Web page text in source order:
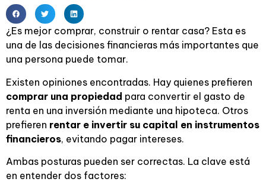
¿Es mejor comprar, construir o rentar casa? Esta es
una de las decisiones financieras más importantes que
una persona puede tomar.
Existen opiniones encontradas. Hay quienes prefieren
comprar una propiedad para convertir el gasto de
renta en una inversión mediante una hipoteca. Otros
prefieren rentar e invertir su capital en instrumentos
financieros, evitando pagar intereses.
Ambas posturas pueden ser correctas. La clave está
en entender dos factores: